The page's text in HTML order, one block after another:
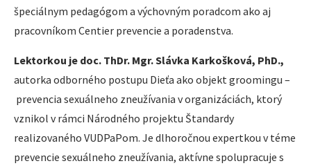
špeciálnym pedagógom a výchovným poradcom ako aj
pracovníkom Centier prevencie a poradenstva.
Lektorkou je doc. ThDr. Mgr. Slávka Karkošková, PhD.,
autorka odborného postupu Dieťa ako objekt groomingu –
prevencia sexuálneho zneužívania v organizáciách, ktorý
vznikol v rámci Národného projektu Štandardy
realizovaného VUDPaPom. Je dlhoročnou expertkou v téme
prevencie sexuálneho zneužívania, aktívne spolupracuje s